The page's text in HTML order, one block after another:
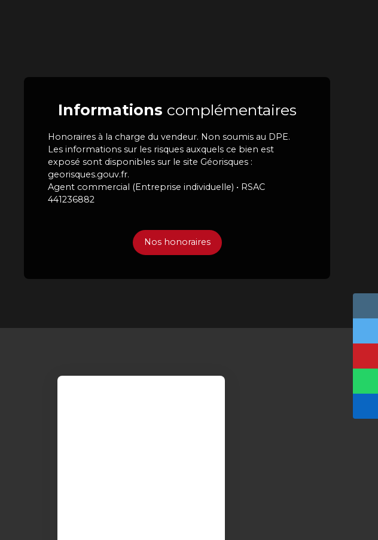
Informations complémentaires
Honoraires à la charge du vendeur. Non soumis au DPE.
Les informations sur les risques auxquels ce bien est
exposé sont disponibles sur le site Géorisques :
georisques.gouv.fr.
Agent commercial (Entreprise individuelle) • RSAC
441236882
Nos honoraires